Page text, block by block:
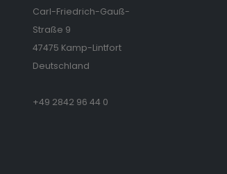
Carl-Friedrich-Gauß-
Straße 9
47475 Kamp-Lintfort
Deutschland
+49 2842 96 44 0